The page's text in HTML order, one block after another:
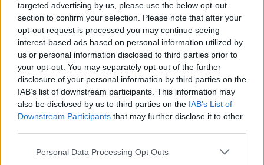
targeted advertising by us, please use the below opt-out
section to confirm your selection. Please note that after your
opt-out request is processed you may continue seeing
interest-based ads based on personal information utilized by
us or personal information disclosed to third parties prior to
your opt-out. You may separately opt-out of the further
disclosure of your personal information by third parties on the
IAB’s list of downstream participants. This information may
also be disclosed by us to third parties on the IAB’s List of
Downstream Participants that may further disclose it to other
Personal Data Processing Opt Outs
ЈАКОВ ЈОЗИНОВИЌ од Охрид си
замина со една желба: Морам
повторно да дојдам
НАЈЧИТАНИ ВО ПОСЛЕДНИ 7 ДЕНА
ЗА ВОЕНИТЕ ЗЛОСТРОСТВА НА